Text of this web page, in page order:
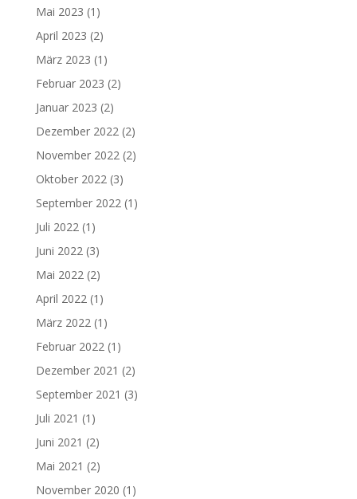
Mai 2023 (1)
April 2023 (2)
März 2023 (1)
Februar 2023 (2)
Januar 2023 (2)
Dezember 2022(2)
November 2022(2)
Oktober 2022(3)
September 2022(1)
Juli 2022(1)
Juni 2022(3)
Mai 2022(2)
April 2022(1)
März 2022(1)
Februar 2022(1)
Dezember 2021 (2)
September 2021 (3)
Juli 2021 (1)
Juni 2021 (2)
Mai 2021 (2)
November 2020 (1)